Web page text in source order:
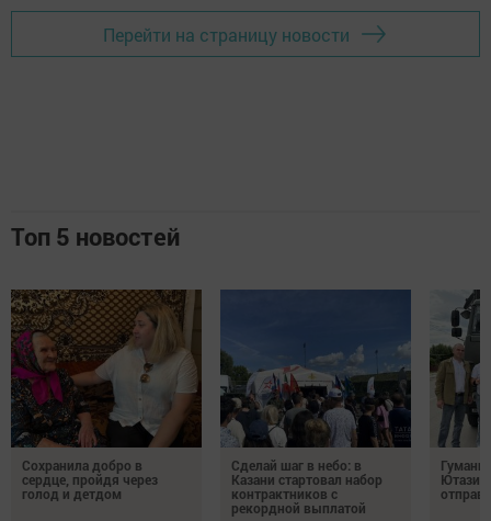
Перейти на страницу новости
Топ 5 новостей
Сохранила добро в
сердце, пройдя через
голод и детдом
Сделай шаг в небо: в
Казани стартовал набор
контрактников с
рекордной выплатой